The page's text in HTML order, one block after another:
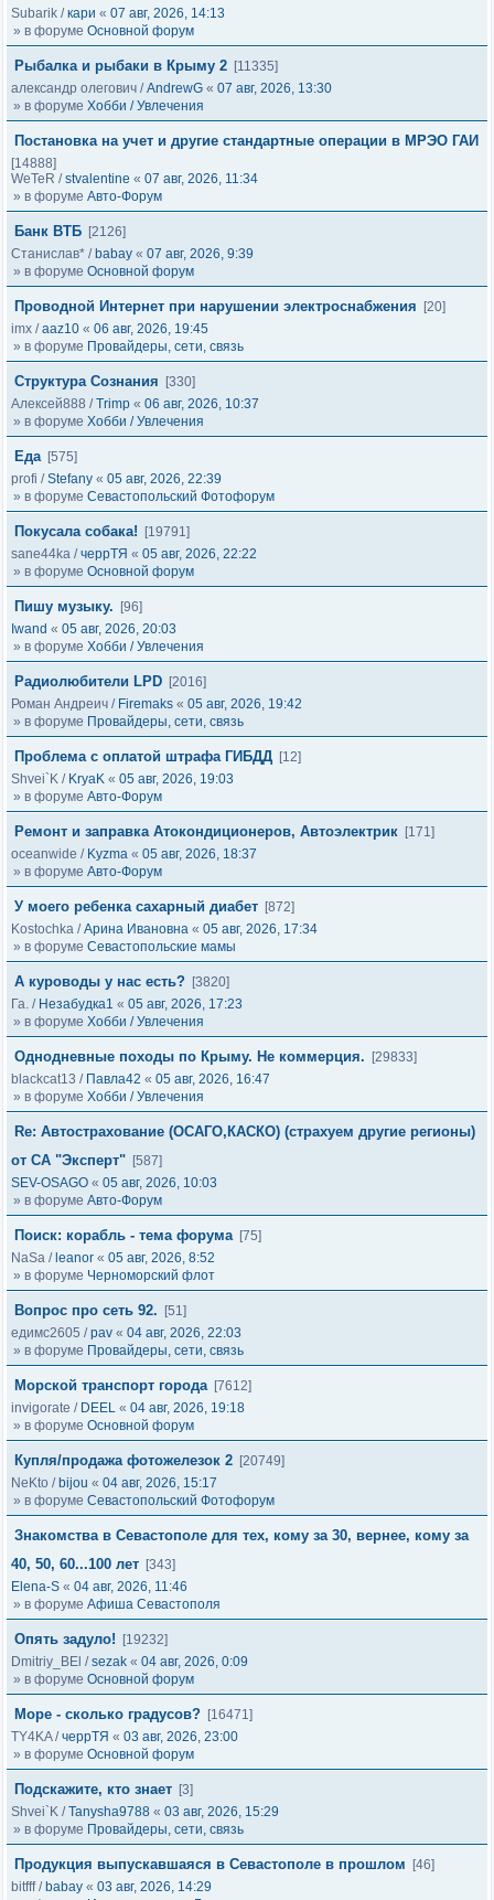
Subarik /кари « 07 авг, 2026, 14:13
» в форуме Основной форум
Рыбалка и рыбаки в Крыму 2 [11335]
александр олегович /AndrewG « 07 авг, 2026, 13:30
» в форуме Хобби / Увлечения
Постановка на учет и другие стандартные операции в МРЭО ГАИ
[14888]
WeTeR /stvalentine « 07 авг, 2026, 11:34
» в форуме Авто-Форум
Банк ВТБ [2126]
Станислав* / babay « 07 авг, 2026, 9:39
» в форуме Основной форум
Проводной Интернет при нарушении электроснабжения
[20]
imx /aaz10 « 06 авг, 2026, 19:45
» в форуме Провайдеры, сети, связь
Структура Сознания
[330]
Алексей888 /Trimp « 06 авг, 2026, 10:37
» в форуме Хобби / Увлечения
Еда [575]
profi /Stefany « 05 авг, 2026, 22:39
» в форуме Севастопольский Фотофорум
Покусала собака!
[19791]
sane44ka /черрТЯ « 05 авг, 2026, 22:22
» в форуме Основной форум
Пишу музыку.
[96]
Iwand « 05 авг, 2026, 20:03
» в форуме Хобби / Увлечения
Радиолюбители LPD [2016]
Роман Андреич / Firemaks « 05 авг, 2026, 19:42
» в форуме Провайдеры, сети, связь
Проблема с оплатой штрафа ГИБДД [12]
Shvei`K / KryaK « 05 авг, 2026, 19:03
» в форуме Авто-Форум
Ремонт и заправка Атокондиционеров, Автоэлектрик [171]
oceanwide / Kyzma « 05 авг, 2026, 18:37
» в форуме Авто-Форум
У моего ребенка сахарный диабет [872]
Kostochka /Арина Ивановна « 05 авг, 2026, 17:34
» в форуме Севастопольские мамы
А куроводы у нас есть? [3820]
Га. / Незабудка1 « 05 авг, 2026, 17:23
» в форуме Хобби / Увлечения
Однодневные походы по Крыму. Не коммерция.
[29833]
blackcat13 / Павла42 « 05 авг, 2026, 16:47
» в форуме Хобби / Увлечения
Re: Автострахование (ОСАГО,КАСКО) (страхуем другие регионы)
от СА "Эксперт" [587]
SEV-OSAGO « 05 авг, 2026, 10:03
» в форуме Авто-Форум
Поиск: корабль - тема форума [75]
NaSa / leanor « 05 авг, 2026, 8:52
» в форуме Черноморский флот
Вопрос про сеть 92.
[51]
едимс2605 /pav « 04 авг, 2026, 22:03
» в форуме Провайдеры, сети, связь
Морской транспорт города [7612]
invigorate / DEEL « 04 авг, 2026, 19:18
» в форуме Основной форум
Купля/продажа фотожелезок 2 [20749]
NeKto / bijou « 04 авг, 2026, 15:17
» в форуме Севастопольский Фотофорум
Знакомства в Севастополе для тех, кому за 30, вернее, кому за
40, 50, 60...100 лет [343]
Elena-S « 04 авг, 2026, 11:46
» в форуме Афиша Севастополя
Опять задуло!
[19232]
Dmitriy_BEl /sezak « 04 авг, 2026, 0:09
» в форуме Основной форум
Море - сколько градусов? [16471]
TY4KA/черрТЯ « 03 авг, 2026, 23:00
» в форуме Основной форум
Подскажите, кто знает [3]
Shvei`K /Tanysha9788 « 03 авг, 2026, 15:29
» в форуме Провайдеры, сети, связь
Продукция выпускавшаяся в Севастополе в прошлом
[46]
bitfff/ babay « 03 авг, 2026, 14:29